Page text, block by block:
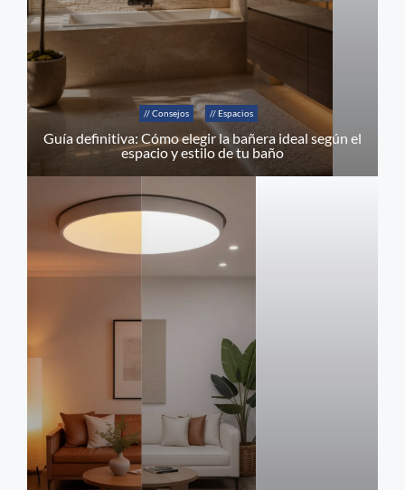
// Consejos // Espacios
Guía definitiva: Cómo elegir la bañera ideal según el
espacio y estilo de tu baño